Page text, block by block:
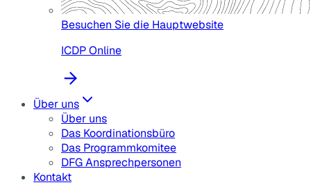
Besuchen Sie die Hauptwebsite
ICDP Online
Über uns
Über uns
Das Koordinationsbüro
Das Programmkomitee
DFG Ansprechpersonen
Kontakt